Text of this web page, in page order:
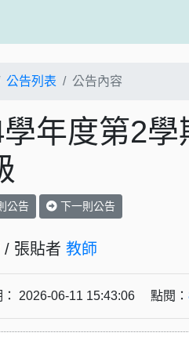
公告列表 公告內容
年度第2
公告 下一則公告
/ 張貼者 教師
： 2026-06-11 15:43:06 點閱：